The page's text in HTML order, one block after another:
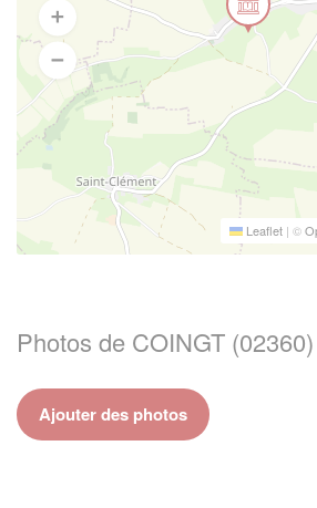
Leaflet | ©
Photos de COINGT (02360)
Ajouter des photos